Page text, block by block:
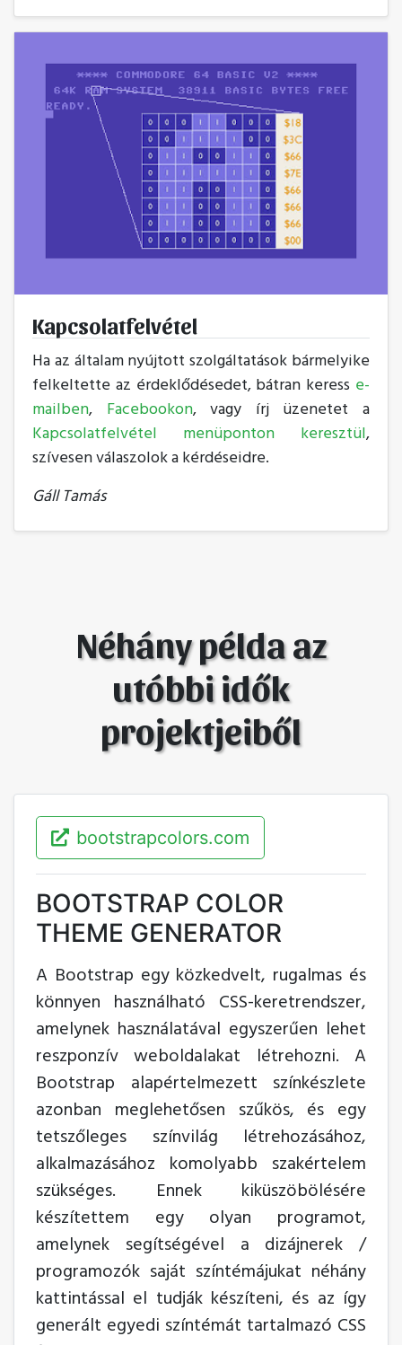
Kapcsolatfelvétel
Ha az általam nyújtott szolgáltatások bármelyike
felkeltette az érdeklődésedet, bátran keress e-
mailben, Facebookon, vagy írj üzenetet a
Kapcsolatfelvétel menüponton keresztül,
szívesen válaszolok a kérdéseidre.
Gáll Tamás
Néhány példa az
utóbbi idők
projektjeiből
bootstrapcolors.com
BOOTSTRAP COLOR
THEME GENERATOR
A Bootstrap egy közkedvelt, rugalmas és
könnyen használható CSS-keretrendszer,
amelynek használatával egyszerűen lehet
reszponzív weboldalakat létrehozni. A
Bootstrap alapértelmezett színkészlete
azonban meglehetősen szűkös, és egy
tetszőleges színvilág létrehozásához,
alkalmazásához komolyabb szakértelem
szükséges. Ennek kiküszöbölésére
készítettem egy olyan programot,
amelynek segítségével a dizájnerek /
programozók saját színtémájukat néhány
kattintással el tudják készíteni, és az így
generált egyedi színtémát tartalmazó CSS